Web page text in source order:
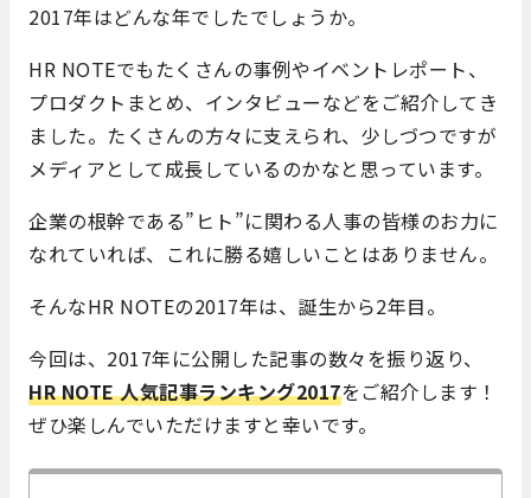
2017年はどんな年でしたでしょうか。
HR NOTEでもたくさんの事例やイベントレポート、
プロダクトまとめ、インタビューなどをご紹介してき
ました。たくさんの方々に支えられ、少しづつですが
メディアとして成長しているのかなと思っています。
企業の根幹である”ヒト”に関わる人事の皆様のお力に
なれていれば、これに勝る嬉しいことはありません。
そんなHR NOTEの2017年は、誕生から2年目。
今回は、2017年に公開した記事の数々を振り返り、
HR NOTE人気記事ランキング2017をご紹介します！
ぜひ楽しんでいただけますと幸いです。